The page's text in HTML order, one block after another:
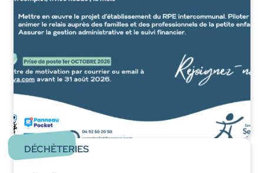
DÉCHÈTERIES